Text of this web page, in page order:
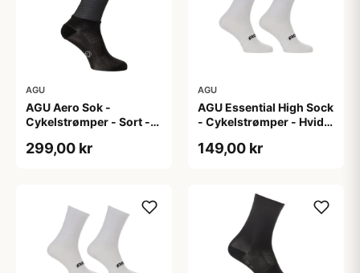
AGU
AGU Aero Sok -
Cykelstrømper - Sort -
299,00 kr
AGU
AGU Essential High Sock
- Cykelstrømper - Hvid -
149,00 kr